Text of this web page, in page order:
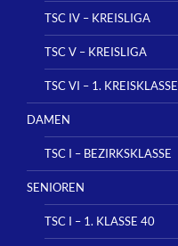
TSC IV – KREISLIGA
TSC V – KREISLIGA
TSC VI – 1. KREISKLASSE
DAMEN
TSC I – BEZIRKSKLASSE
SENIOREN
TSC I – 1. KLASSE 40